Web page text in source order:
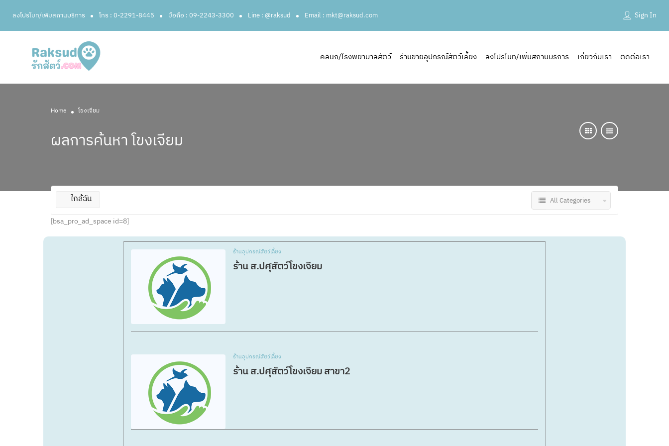
ลงโปรโมท/เพิ่มสถานบริการ โทร : 0-2291-8445 มือถือ : 09-2243-3300 Line : @raksud Email : mkt@raksud.com Sign In
คลินิก/โรงพยาบาลสัตว์ ร้านขายอุปกรณ์สัตว์เลี้ยง ลงโปรโมท/เพิ่มสถานบริการ เกี่ยวกับเรา ติดต่อเรา
Home โขงเจียม
ผลการค้นหาโขงเจียม
ใกล้ฉัน All Categories
[bsa_pro_ad_space id=8]
ร้านอุปกรณ์สัตว์เลี้ยง
ร้าน ส.ปศุสัตว์โขงเจียม
ร้านอุปกรณ์สัตว์เลี้ยง
ร้าน​ ส.ปศุสัตว์โขงเจียม​ สาขา2